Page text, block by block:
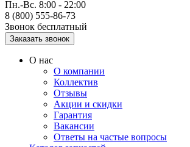
Пн.-Вс. 8:00 - 22:00
8 (800) 555-86-73
Звонок бесплатный
О нас
О компании
Коллектив
Отзывы
Акции и скидки
Гарантия
Вакансии
Ответы на частые вопросы